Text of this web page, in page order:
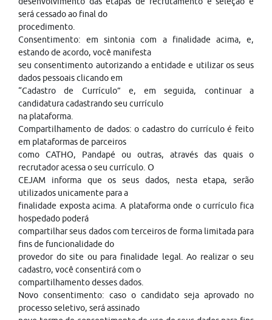
será cessado ao final do
procedimento.
Consentimento: em sintonia com a finalidade acima, e,
estando de acordo, você manifesta
seu consentimento autorizando a entidade e utilizar os seus
dados pessoais clicando em
“Cadastro de Currículo” e, em seguida, continuar a
candidatura cadastrando seu currículo
na plataforma.
Compartilhamento de dados: o cadastro do currículo é feito
em plataformas de parceiros
como CATHO, Pandapé ou outras, através das quais o
recrutador acessa o seu currículo. O
CEJAM informa que os seus dados, nesta etapa, serão
utilizados unicamente para a
finalidade exposta acima. A plataforma onde o currículo fica
hospedado poderá
compartilhar seus dados com terceiros de forma limitada para
fins de funcionalidade do
provedor do site ou para finalidade legal. Ao realizar o seu
cadastro, você consentirá com o
compartilhamento desses dados.
Novo consentimento: caso o candidato seja aprovado no
processo seletivo, será assinado